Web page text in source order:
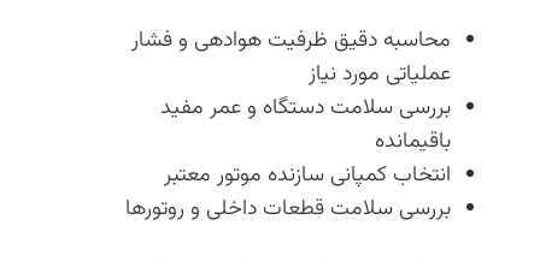
محاسبه دقیق ظرفیت هوادهی و فشار
عملیاتی مورد نیاز
بررسی سلامت دستگاه و عمر مفید
باقیمانده
انتخاب کمپانی سازنده موتور معتبر
بررسی سلامت قطعات داخلی و روتورها